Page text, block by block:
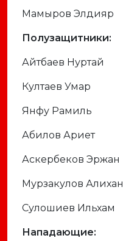
Мамыров Элдияр
Полузащитники:
Айтбаев Нуртай
Култаев Умар
Янфу Рамиль
Абилов Ариет
Аскербеков Эржан
Мурзакулов Алихан
Сулошиев Ильхам
Нападающие: